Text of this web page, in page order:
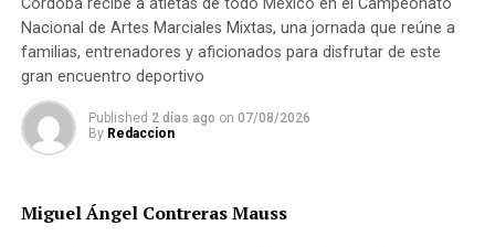
del subsidio de apoyo económico a familias de bajos
ingresos, que permitan reducir el rezago habitacional.
Nacional de Artes Marciales Mixtas, una jornada que reúne a
familias, entrenadores y aficionados para disfrutar de este
gran encuentro deportivo
Published 2 días ago on 07/08/2026
By Redaccion
Miguel Ángel Contreras Mauss